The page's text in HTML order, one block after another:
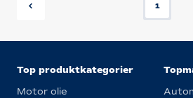
1
Top produktkategorier
Motor olie